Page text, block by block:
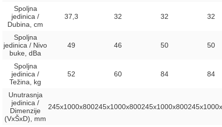
Spoljna
jedinica /
Dubina, сm
37,3 32 32 32
Spoljna
jedinica / Nivo
buke, dBa
49 46 50 50
Spoljna
jedinica /
Težina, kg
52 60 84 84
Unutrasnja
jedinica /
Dimenzije
(VxŠxD), mm
245x1000x800245х1000х800245x1000x800